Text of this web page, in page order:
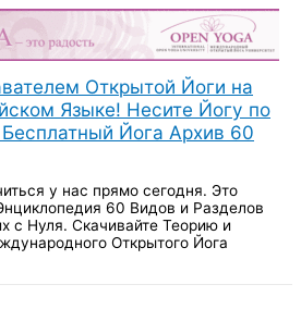
Открытой Йоги на
Языке! Несите Йогу по
Йога Архив 60
у нас прямо сегодня. Это
60 Видов и Разделов
с Нуля. Скачивайте Теорию и
Открытого Йога